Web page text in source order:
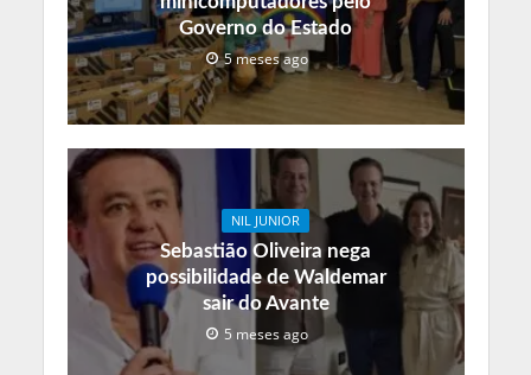
Governo do Estado
5 meses ago
NIL JUNIOR
Sebastião Oliveira nega
possibilidade de Waldemar
sair do Avante
5 meses ago